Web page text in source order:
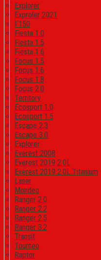
Explorer
Exproler 2021
F150
Fiesta 1.0
Fiesta 1.5
Fiesta 1.6
Focus 1.5
Focus 1.6
Focus 1.8
Focus 2.0
Territory
Ecosport 1.0
Ecosport 1.5
Escape 2.3
Escape 3.0
Explorer
Everest 2008
Everest 2019 2.0L
Everest 2019 2.0L Titanium
Laser
Mondeo
Ranger 2.0
Ranger 2.2
Ranger 2.5
Ranger 3.2
Transit
Tourneo
Raptor